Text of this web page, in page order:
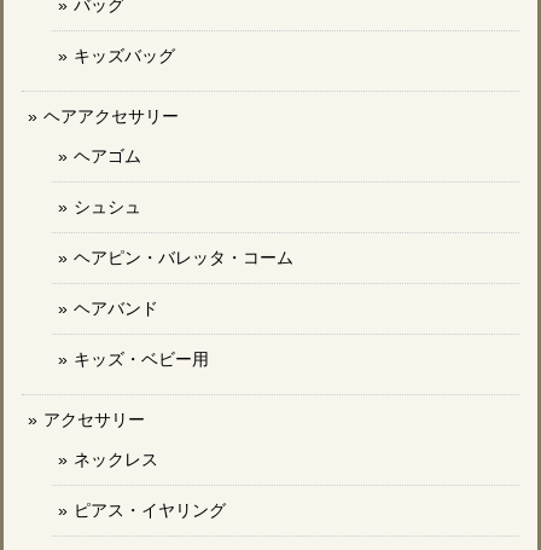
バッグ
キッズバッグ
ヘアアクセサリー
ヘアゴム
シュシュ
ヘアピン・バレッタ・コーム
ヘアバンド
キッズ・ベビー用
アクセサリー
ネックレス
ピアス・イヤリング